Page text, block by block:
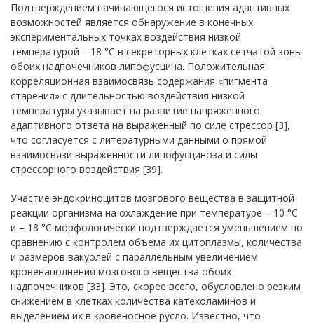
Подтверждением начинающегося истощения адаптивных
возможностей является обнаружение в конечных
экспериментальных точках воздействия низкой
температурой – 18 °С в секреторных клетках сетчатой зоны
обоих надпочечников липофусцина. Положительная
корреляционная взаимосвязь содержания «пигмента
старения» с длительностью воздействия низкой
температуры указывает на развитие напряженного
адаптивного ответа на выраженный по силе стрессор [3],
что согласуется с литературными данными о прямой
взаимосвязи выраженности липофусциноза и силы
стрессорного воздействия [39].
Участие эндокриноцитов мозгового вещества в защитной
реакции организма на охлаждение при температуре – 10 °С
и – 18 °С морфологически подтверждается уменьшением по
сравнению с контролем объема их цитоплазмы, количества
и размеров вакуолей с параллельным увеличением
кровенаполнения мозгового вещества обоих
надпочечников [33]. Это, скорее всего, обусловлено резким
снижением в клетках количества катехоламинов и
выделением их в кровеносное русло. Известно, что